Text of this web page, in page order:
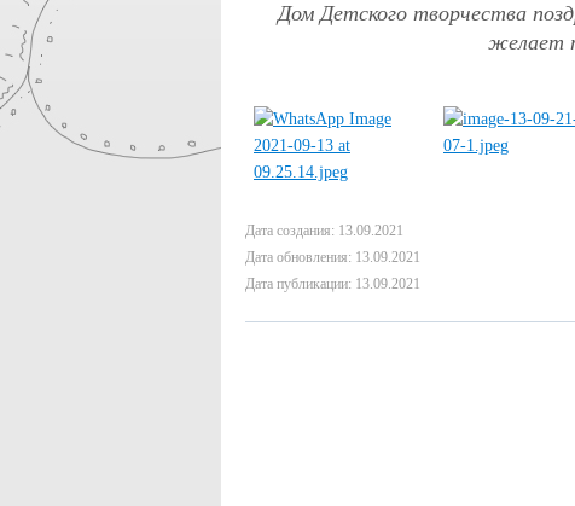
Дом Детского творчества
желает
Дата создания: 13.09.2021
Дата обновления: 13.09.2021
Дата публикации: 13.09.2021